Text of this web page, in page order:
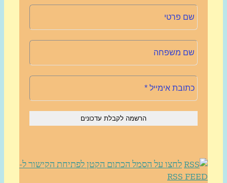
לחצו על הסמל הכתום הקטן לפתיחת הקישור ל-
RSS